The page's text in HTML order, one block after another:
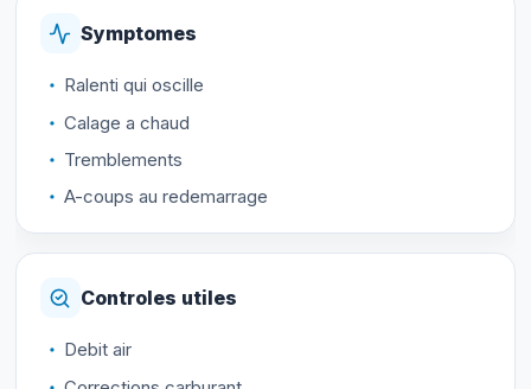
Symptomes
Ralenti qui oscille
Calage a chaud
Tremblements
A-coups au redemarrage
Controles utiles
Debit air